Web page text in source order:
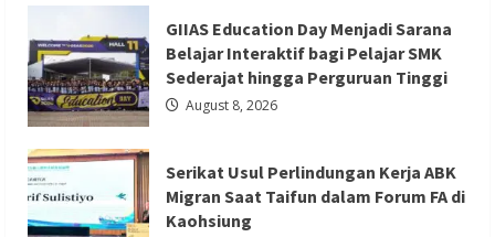
Berita Ekonomi dan Bisnis
Berita Mancanegara
Berita Terbaru
Serikat Usul Perlindungan Kerja ABK
Migran Saat Taifun dalam Forum FA di
Kaohsiung
Redaksi 01 August 8, 2026
GIIAS Education Day Menjadi Sarana
Belajar Interaktif bagi Pelajar SMK
Sederajat hingga Perguruan Tinggi
August 8, 2026
Serikat Usul Perlindungan Kerja ABK
Migran Saat Taifun dalam Forum FA di
Kaohsiung